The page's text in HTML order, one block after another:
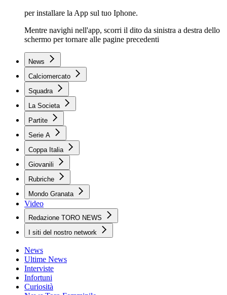
per installare la App sul tuo Iphone.
Mentre navighi nell'app, scorri il dito da sinistra a destra dello
schermo per tornare alle pagine precedenti
News
Calciomercato
Squadra
La Societa
Partite
Serie A
Coppa Italia
Giovanili
Rubriche
Mondo Granata
Video
Redazione TORO NEWS
I siti del nostro network
News
Ultime News
Interviste
Infortuni
Curiosità